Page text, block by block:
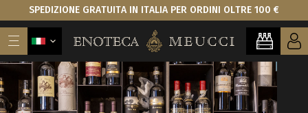
SPEDIZIONE GRATUITA IN ITALIA PER ORDINI OLTRE 100 €